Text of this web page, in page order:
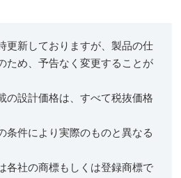
更新しておりますが、製品の仕
ため、予告なく変更することが
の設計価格は、すべて税抜価格
条件により実際のものと異なる
各社の商標もしくは登録商標で